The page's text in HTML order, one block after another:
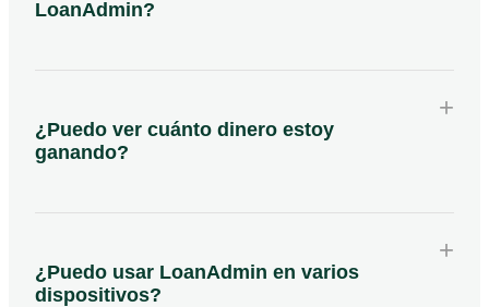
LoanAdmin?
¿Puedo ver cuánto dinero estoy
ganando?
+
¿Puedo usar LoanAdmin en varios
dispositivos?
+